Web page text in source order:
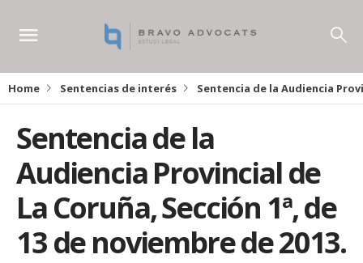
Home Sentencias de interés Sentencia de la Audiencia
Sentencia de la
Audiencia Provincial de
La Coruña, Sección 1ª, de
13 de noviembre de 2013.